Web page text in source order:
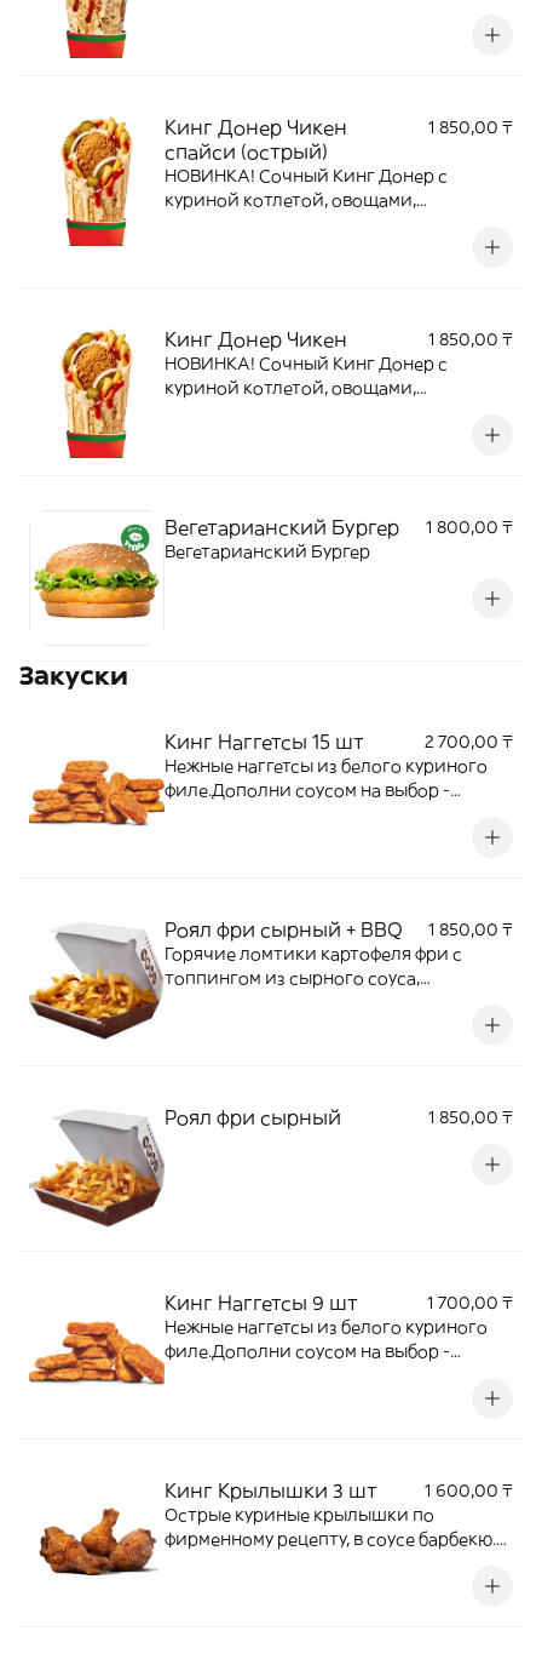
Кинг Донер Чикен
спайси (острый)
1 850,00 ₸
НОВИНКА! Сочный Кинг Донер с
куриной котлетой, овощами,
Кинг Донер Чикен
1 850,00 ₸
НОВИНКА! Сочный Кинг Донер с
куриной котлетой, овощами,
Вегетарианский Бургер
1 800,00 ₸
Вегетарианский Бургер
Закуски
Кинг Наггетсы 15 шт
2 700,00 ₸
Нежные наггетсы из белого куриного
филе.Дополни соусом на выбор -
Роял фри сырный + BBQ
1 850,00 ₸
Горячие ломтики картофеля фри с
топпингом из сырного соуса,
Роял фри сырный 1 850,00 ₸
Кинг Наггетсы 9 шт
1 700,00 ₸
Нежные наггетсы из белого куриного
филе.Дополни соусом на выбор -
Кинг Крылышки 3 шт
1 600,00 ₸
Острые куриные крылышки по
фирменному рецепту, в соусе барбекю.